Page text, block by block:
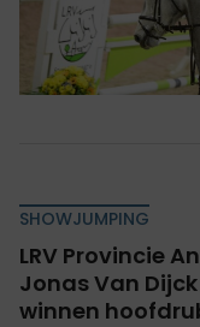
SHOWJUMPING
LRV Provincie
Jonas Van
winnen